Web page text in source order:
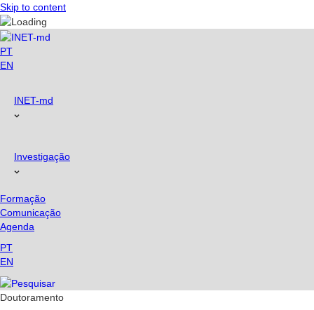
Skip to content
PT
EN
INET-md
Investigação
Formação
Comunicação
Agenda
PT
EN
Doutoramento